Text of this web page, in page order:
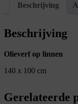
Beschrijving
Beschrijving
Olieverf op linnen
140 x 100 cm
Gerelateerde